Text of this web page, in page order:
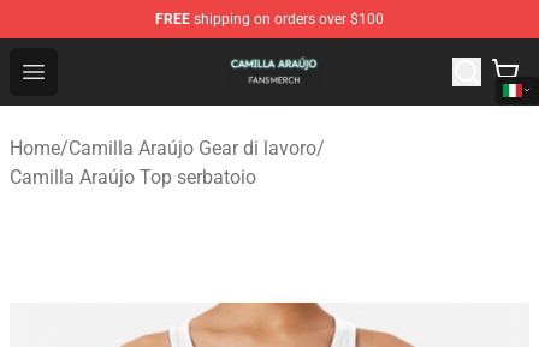
FREE shipping on orders over $100
Open menu
Camilla Araújo Shop - Official Camilla Araújo
Home/Camilla Araújo Gear di lavoro/
Camilla Araújo Top serbatoio